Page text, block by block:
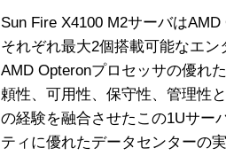
Sun Fire X4100 M2サーバは
それぞれ最大2個搭載可能なエ
AMD Opteronプロセッサの優れ
頼性、可用性、保守性、管理性
の経験を融合させたこの1Uサー
ティに優れたデータセンターの